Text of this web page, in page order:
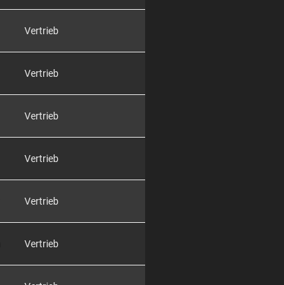
Vertrieb
Vertrieb
Vertrieb
Vertrieb
Vertrieb
Vertrieb